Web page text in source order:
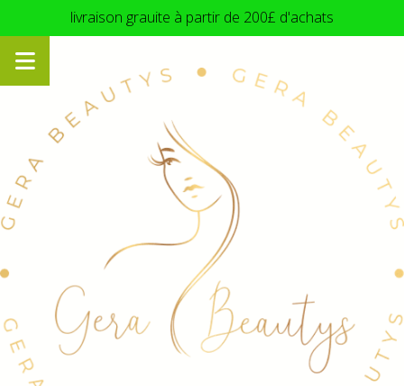
livraison grauite à partir de 200£ d'achats